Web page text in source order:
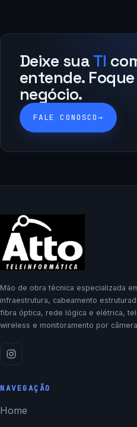
Deixe sua TI
entende.
negócio.
FALE CONOSCO→
Mão de obra técnica especializada
infraestrutura, cabeamento
fibra óptica, rede lógica e elétrica,
wireless e monitoramento por
NAVEGAÇÃO
Home